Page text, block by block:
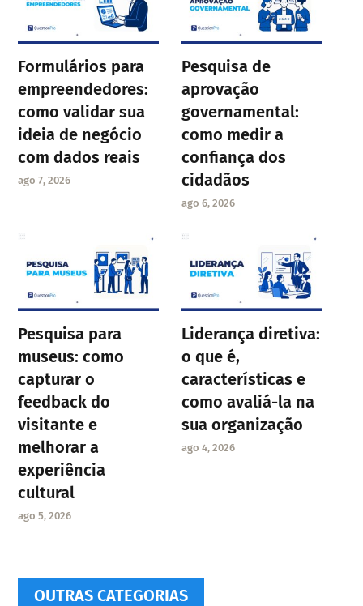
Formulários para
empreendedores:
como validar sua
ideia de negócio
com dados reais
ago 7, 2026
Pesquisa de
aprovação
governamental:
como medir a
confiança dos
cidadãos
ago 6, 2026
Pesquisa para
museus: como
capturar o
feedback do
visitante e
melhorar a
experiência
cultural
ago 5, 2026
Liderança diretiva:
o que é,
características e
como avaliá-la na
sua organização
ago 4, 2026
OUTRAS CATEGORIAS